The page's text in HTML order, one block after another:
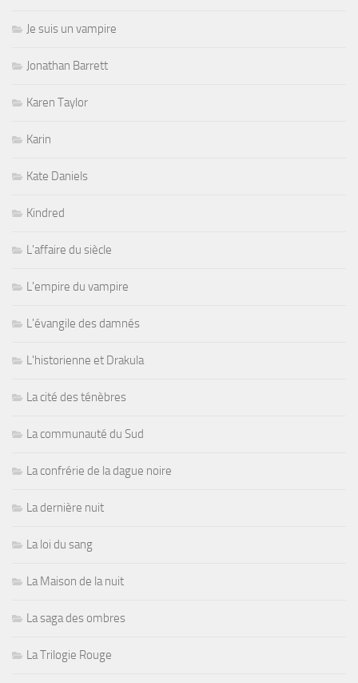
Je suis un vampire
Jonathan Barrett
Karen Taylor
Karin
Kate Daniels
Kindred
L'affaire du siècle
L'empire du vampire
L'évangile des damnés
L'historienne et Drakula
La cité des ténèbres
La communauté du Sud
La confrérie de la dague noire
La dernière nuit
La loi du sang
La Maison de la nuit
La saga des ombres
La Trilogie Rouge